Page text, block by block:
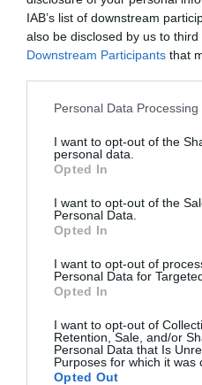
IAB’s list of downstream
also be disclosed by us to
Downstream Participants that
Please note that this website/
not limited to your visit or
grant or deny consent to
use your data for below
consent section.
Personal Data
I want to opt-out of the
personal data.
Opted In
I want to opt-out of the
Personal Data.
Opted In
I want to opt-out of
Personal Data for
Opted In
I want to opt-out of
Retention, Sale, and/or
Personal Data that Is
Purposes for which it was
Opted Out
előállítani 2022-ben
Emellett az egész kontinens
költségek, valamint az ellátási
kilós kristálycukor
behozatalnak.
cukor hiány